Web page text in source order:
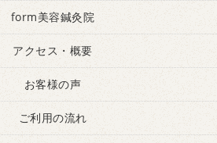
form美容鍼灸院
アクセス・概要
お客様の声
ご利用の流れ